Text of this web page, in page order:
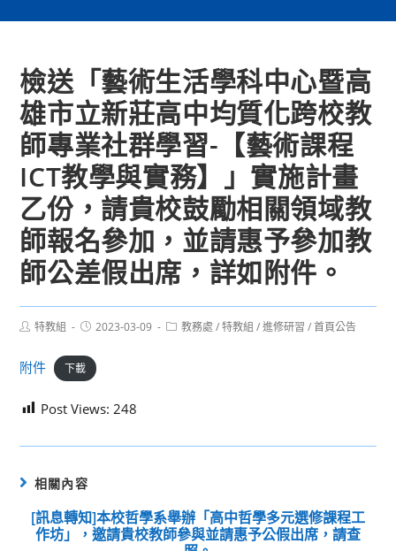
檢送「藝術生活學科中心暨高
雄市立新莊高中均質化跨校教
師專業社群學習-【藝術課程
ICT教學與實務】」實施計畫
乙份，請貴校鼓勵相關領域教
師報名參加，並請惠予參加教
師公差假出席，詳如附件。
Post特教組
Post2023-03-09
Post教務處 / 特教組 / 進修研習 / 首頁公告
附件 下載
Post Views: 248
相關內容
[訊息轉知]本校哲學系舉辦「高中哲學多元選修課程工
作坊」，邀請貴校教師參與並請惠予公假出席，請查